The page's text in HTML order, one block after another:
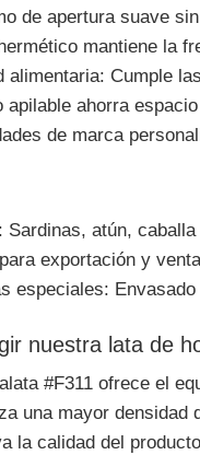
de apertura suave
mantiene la
alimentaria: Cumple
apilable ahorra
de marca
Sardinas, atún,
exportación y
especiales:
nuestra lata de
#F311 ofrece el
una mayor
la calidad del